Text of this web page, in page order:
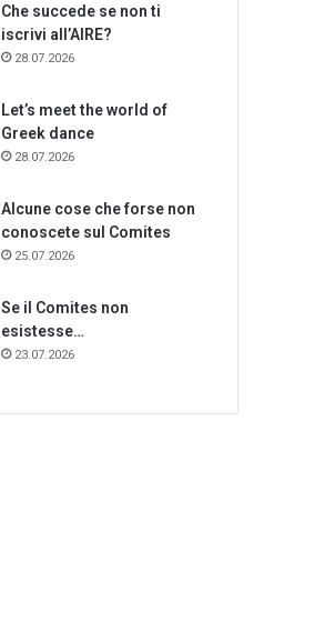
Che succede se non ti
iscrivi all’AIRE?
28.07.2026
Let’s meet the world of
Greek dance
28.07.2026
Alcune cose che forse non
conoscete sul Comites
25.07.2026
Se il Comites non
esistesse…
23.07.2026